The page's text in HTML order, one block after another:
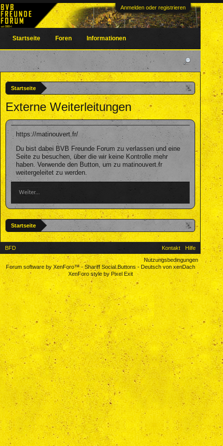
Anmelden oder registrieren
Startseite
Externe Weiterleitungen
https://matinouvert.fr/
Du bist dabei BVB Freunde Forum zu verlassen und eine
Seite zu besuchen, über die wir keine Kontrolle mehr
haben. Verwende den Button, um zu matinouvert.fr
weitergeleitet zu werden.
Weiter...
Startseite
Startseite Foren Informationen
BFD Kontakt
Hilfe
Nutzungsbedingungen
Forum software by XenForo™-Shariff Social Buttons- Deutsch von xenDach
XenForo style by Pixel Exit